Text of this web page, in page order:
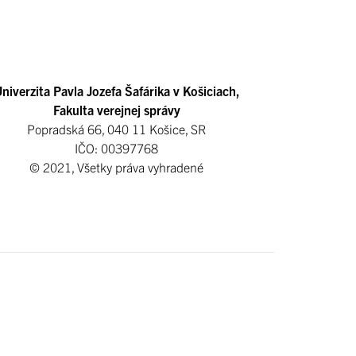
Pavla Jozefa Šafárika v Košiciach,
Fakulta verejnej správy
Popradská 66, 040 11 Košice, SR
IČO: 00397768
© 2021, Všetky práva vyhradené